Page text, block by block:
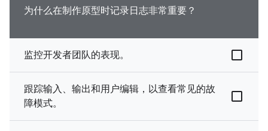
为什么在制作原型时记录日志非常重要？
监控开发者团队的表现。
跟踪输入、输出和用户编辑，以查看常见的故
障模式。